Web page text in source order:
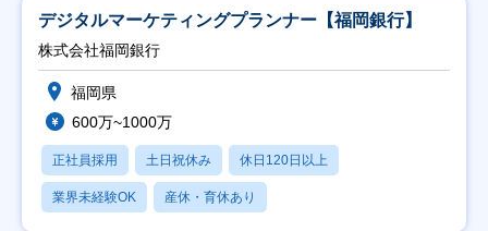
デジタルマーケティングプランナー【福岡銀行】
株式会社福岡銀行
福岡県
600万~1000万
正社員採用 土日祝休み 休日120日以上
業界未経験OK 産休・育休あり